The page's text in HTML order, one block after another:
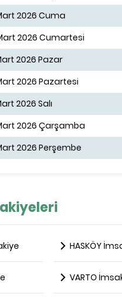
2026 Cuma
2026 Cumartesi
2026 Pazar
2026 Pazartesi
2026 Salı
2026 Çarşamba
2026 Perşembe
HASKÖY
VARTO